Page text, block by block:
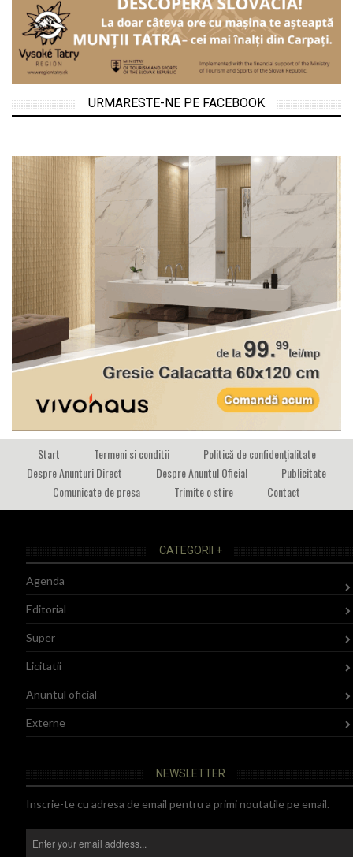
URMARESTE-NE PE FACEBOOK
Start Termeni si conditii
Politică de confidențialitate
Despre Anunturi Direct
Despre Anuntul Oficial
Publicitate
Comunicate de presa
Trimite o stire Contact
CATEGORII +
Agenda
Editorial
Super
Licitatii
Anuntul oficial
Externe
NEWSLETTER
Inscrie-te cu adresa de email pentru a primi noutatile pe email.